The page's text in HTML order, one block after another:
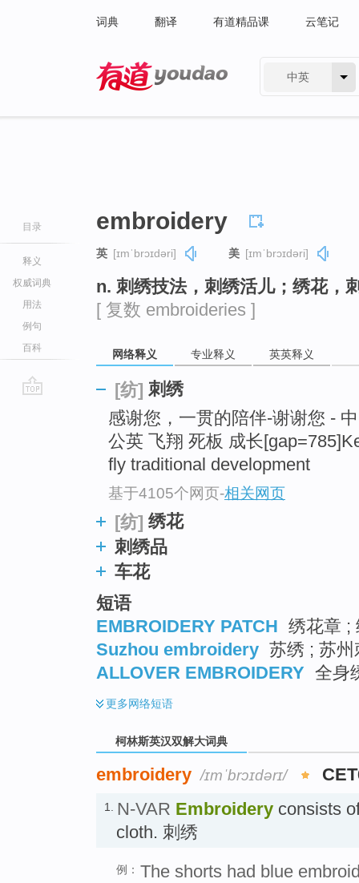
词典 翻译 有道精品课 云笔记
中英
目录
释义
权威词典
用法
例句
百科
embroidery
英 [ɪmˈbrɔɪdəri] 美 [ɪmˈbrɔɪdəri]
n. 刺绣技法，刺绣活儿；绣花，
[ 复数 embroideries ]
网络释义 专业释义 英英释义
[纺] 刺绣
感谢您，一贯的陪伴-谢谢您 -
公英 飞翔 死板 成长
fly traditional development
基于4105个网页-相关网页
[纺] 绣花
刺绣品
车花
短语
EMBROIDERY PATCH 绣花章 ;
Suzhou embroidery 苏绣 ; 苏州
ALLOVER EMBROIDERY 全身
更多网络短语
柯林斯英汉双解大词典
embroidery /ɪmˈbrɔɪdərɪ/
1. N-VAR Embroidery consists
cloth. 刺绣
例： The shorts had blue